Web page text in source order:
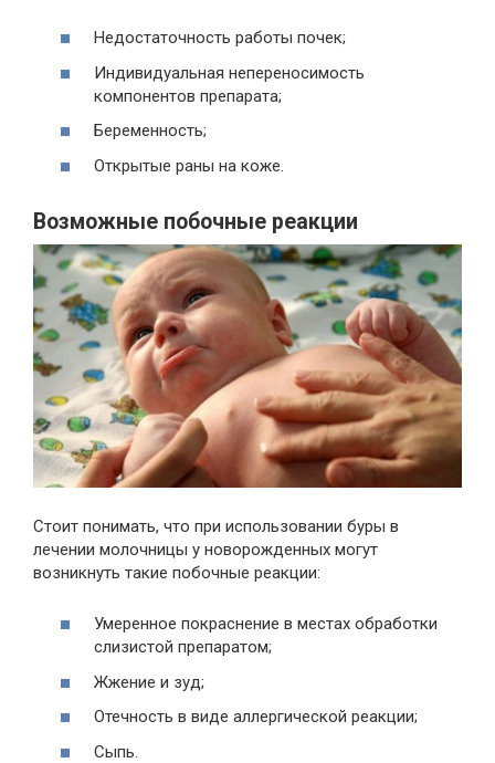
Недостаточность работы почек;
Индивидуальная непереносимость
компонентов препарата;
Беременность;
Открытые раны на коже.
Возможные побочные реакции
Стоит понимать, что при использовании буры в
лечении молочницы у новорожденных могут
возникнуть такие побочные реакции:
Умеренное покраснение в местах обработки
слизистой препаратом;
Жжение и зуд;
Отечность в виде аллергической реакции;
Сыпь.